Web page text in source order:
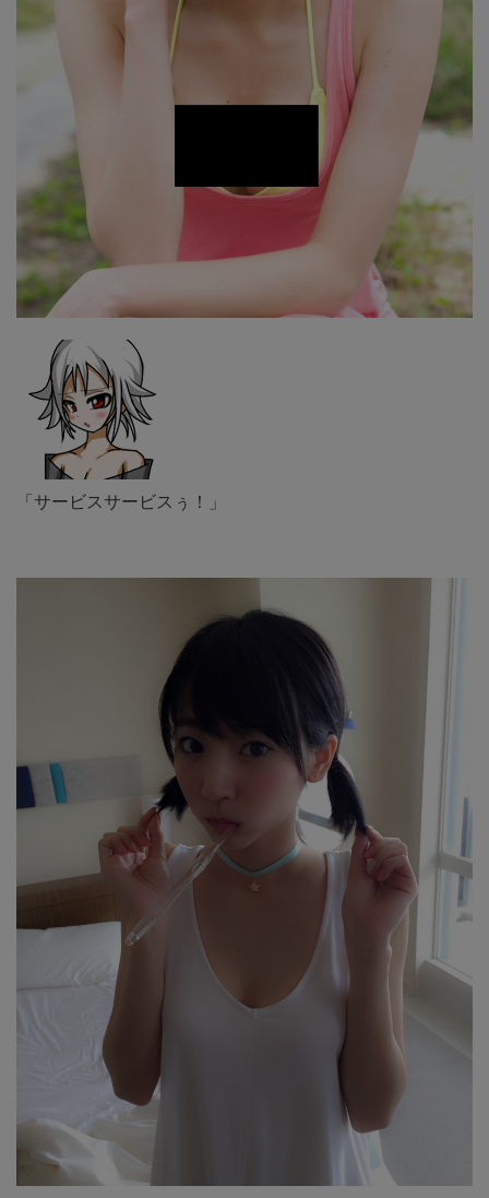
「サービスサービスぅ！」